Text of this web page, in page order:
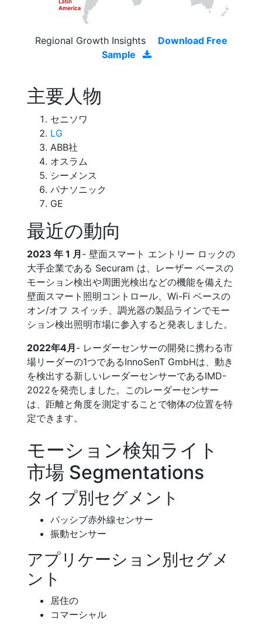
Regional Growth Insights
Download Free
Sample
主要人物
セニソワ
LG
ABB社
オスラム
シーメンス
パナソニック
GE
最近の動向
2023 年 1 月 - 壁面スマート エントリー ロックの
大手企業である Securam は、レーザー ベースの
モーション検出や周囲光検出などの機能を備えた
壁面スマート照明コントロール、Wi-Fi ベースの
オン/オフ スイッチ、調光器の製品ラインでモー
ション検出照明市場に参入すると発表しました。
2022年4月 - レーダーセンサーの開発に携わる市
場リーダーの1つであるInnoSenT GmbHは、動き
を検出する新しいレーダーセンサーであるIMD-
2022を発売しました。このレーダーセンサー
は、距離と角度を測定することで物体の位置を特
定できます。
モーション検知ライト
市場 Segmentations
タイプ別セグメント
パッシブ赤外線センサー
振動センサー
アプリケーション別セグメ
ント
居住の
コマーシャル